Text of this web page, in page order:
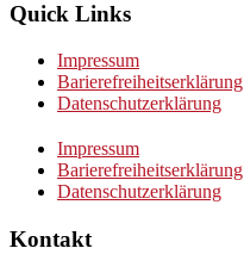
Quick Links
Impressum
Barierefreiheitserklärung
Datenschutzerklärung
Impressum
Barierefreiheitserklärung
Datenschutzerklärung
Kontakt